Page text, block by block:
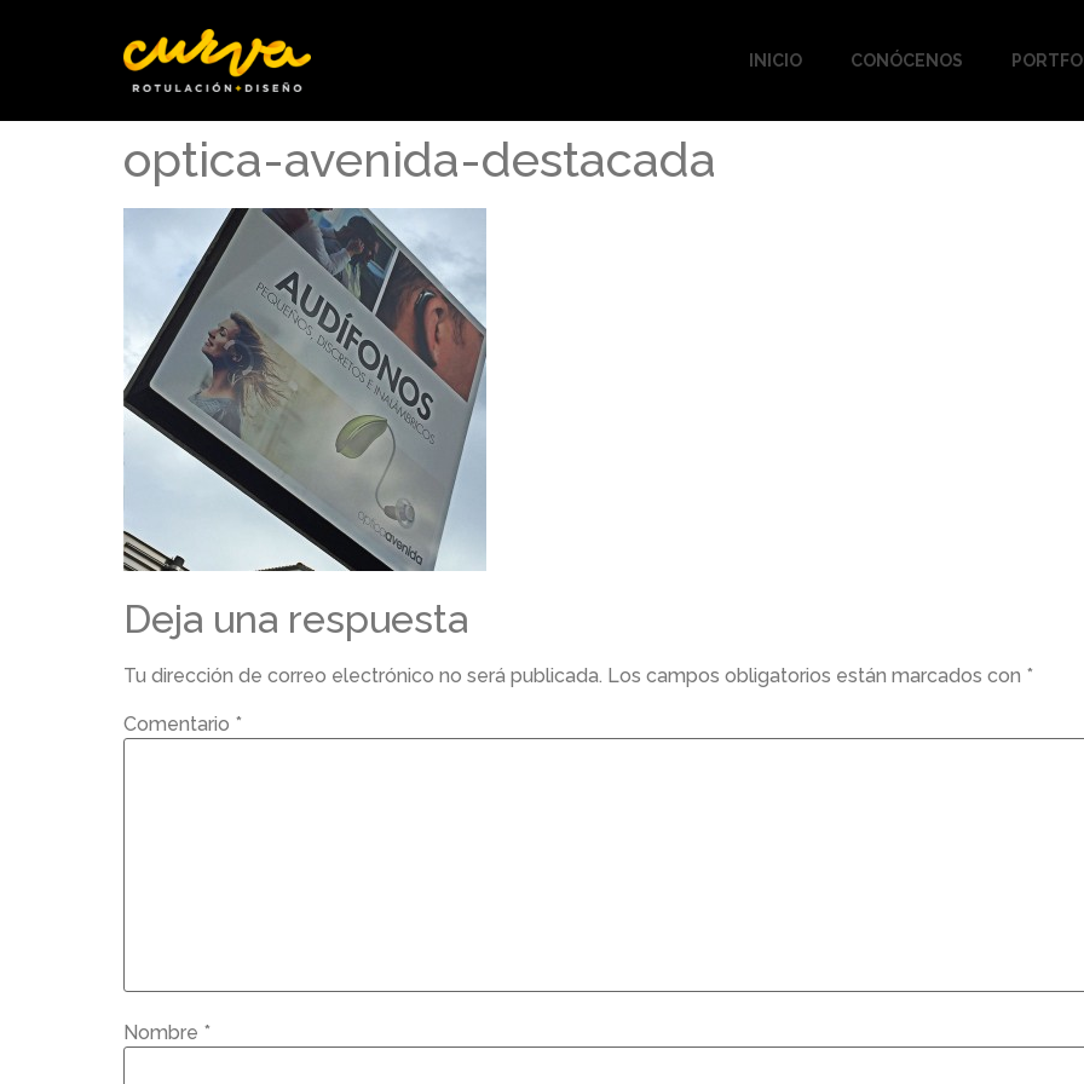
INICIO CONÓCENOS
optica-avenida-destacada
Deja una respuesta
Tu dirección de correo electrónico no será publicada. Los campos obligatorios están marcados con *
Comentario *
Nombre *